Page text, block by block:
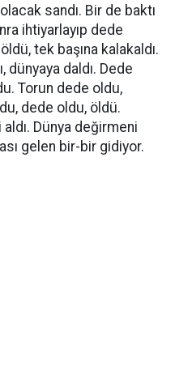
sandı. Bir de baktı
ihtiyarlayıp dede
tek başına kalakaldı.
dünyaya daldı. Dede
Torun dede oldu,
dede oldu, öldü.
Dünya değirmeni
gelen bir-bir gidiyor.